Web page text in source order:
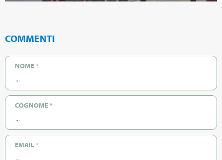
COMMENTI
NOME*
COGNOME*
EMAIL*